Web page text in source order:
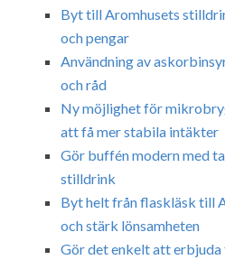
Byt till Aromhusets
och pengar
Användning av
och råd
Ny möjlighet för
att få mer stabila intäkter
Gör buffén modern med
stilldrink
Byt helt från flaskläsk till
och stärk lönsamheten
Gör det enkelt att erbjuda